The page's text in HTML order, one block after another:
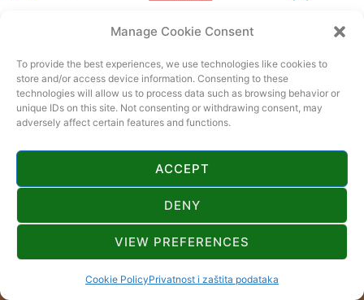
Manage Cookie Consent
To provide the best experiences, we use technologies like cookies to
store and/or access device information. Consenting to these
technologies will allow us to process data such as browsing behavior or
unique IDs on this site. Not consenting or withdrawing consent, may
adversely affect certain features and functions.
ACCEPT
DENY
VIEW PREFERENCES
Cookie PolicyPrivatnost i zaštita podataka
© 2022 Tourist board Gorski kotar. All rights reserved. Official page of